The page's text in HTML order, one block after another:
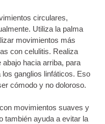
circulares,
Utiliza la palma
movimientos más
con celulitis. Realiza
hacia arriba, para
ganglios linfáticos. Eso
cómodo y no doloroso.
con movimientos suaves y
también ayuda a evitar la